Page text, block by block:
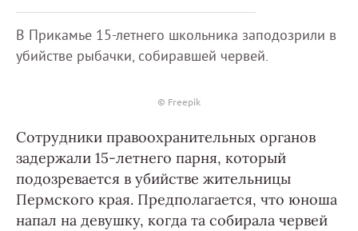
В Прикамье 15-летнего школьника заподозрили в
убийстве рыбачки, собиравшей червей.
© Freepik
Сотрудники правоохранительных органов
задержали 15-летнего парня, который
подозревается в убийстве жительницы
Пермского края. Предполагается, что юноша
напал на девушку, когда та собирала червей